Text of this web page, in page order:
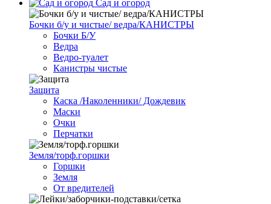
Сад и огород
Бочки б/у и чистые/ ведра/КАНИСТРЫ
Бочки Б/У
Ведра
Ведро-туалет
Канистры чистые
Защита
Каска /Наколенники/ Дождевик
Маски
Очки
Перчатки
Земля/торф.горшки
Горшки
Земля
От вредителей